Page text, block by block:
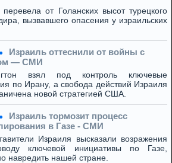
от Голанских высот турецкого
вызвавшего опасения у израильских
Израиль оттеснили от войны с
— СМИ
взял под контроль ключевые
по Ирану, а свобода действий Израиля
новой стратегией США.
Израиль тормозит процесс
в Газе - СМИ
Израиля высказали возражения
ключевой инициативы по Газе,
навредить нашей стране.